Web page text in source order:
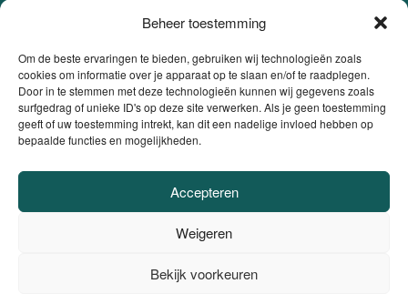
Beheer toestemming
Om de beste ervaringen te bieden, gebruiken wij technologieën zoals
cookies om informatie over je apparaat op te slaan en/of te raadplegen.
Door in te stemmen met deze technologieën kunnen wij gegevens zoals
surfgedrag of unieke ID's op deze site verwerken. Als je geen toestemming
geeft of uw toestemming intrekt, kan dit een nadelige invloed hebben op
bepaalde functies en mogelijkheden.
Accepteren
Weigeren
Bekijk voorkeuren
Accessoires
voor
honden
kopen
Supplementen
voor
katten
kopen
Privacybeleid / Algemene voorwaarden /